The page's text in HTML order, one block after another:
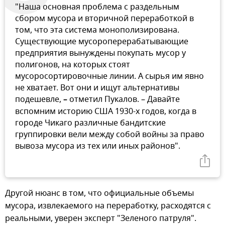
"Наша основная проблема с раздельным
сбором мусора и вторичной переработкой в
том, что эта система монополизирована.
Существующие мусороперерабатывающие
предприятия вынуждены покупать мусор у
полигонов, на которых стоят
мусоросортировочные линии. А сырья им явно
не хватает. Вот они и ищут альтернативы
подешевле, – отметил Пукалов. – Давайте
вспомним историю США 1930-х годов, когда в
городе Чикаго различные бандитские
группировки вели между собой войны за право
вывоза мусора из тех или иных районов".
Другой нюанс в том, что официальные объемы
мусора, извлекаемого на переработку, расходятся с
реальными, уверен эксперт "Зеленого патруля".